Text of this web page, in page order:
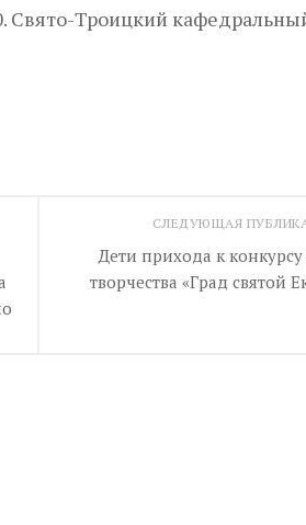
Свято-Троицкий
СЛЕДУЮЩАЯ
Дети прихода к конкурсу
творчества «Град святой